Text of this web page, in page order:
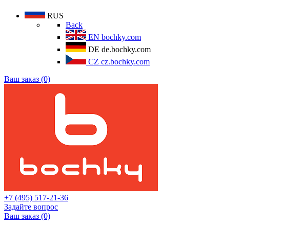
RUS
Back
EN bochky.com
DE de.bochky.com
CZ cz.bochky.com
Ваш заказ (0)
+7 (495) 517-21-36
Задайте вопрос
Ваш заказ (0)